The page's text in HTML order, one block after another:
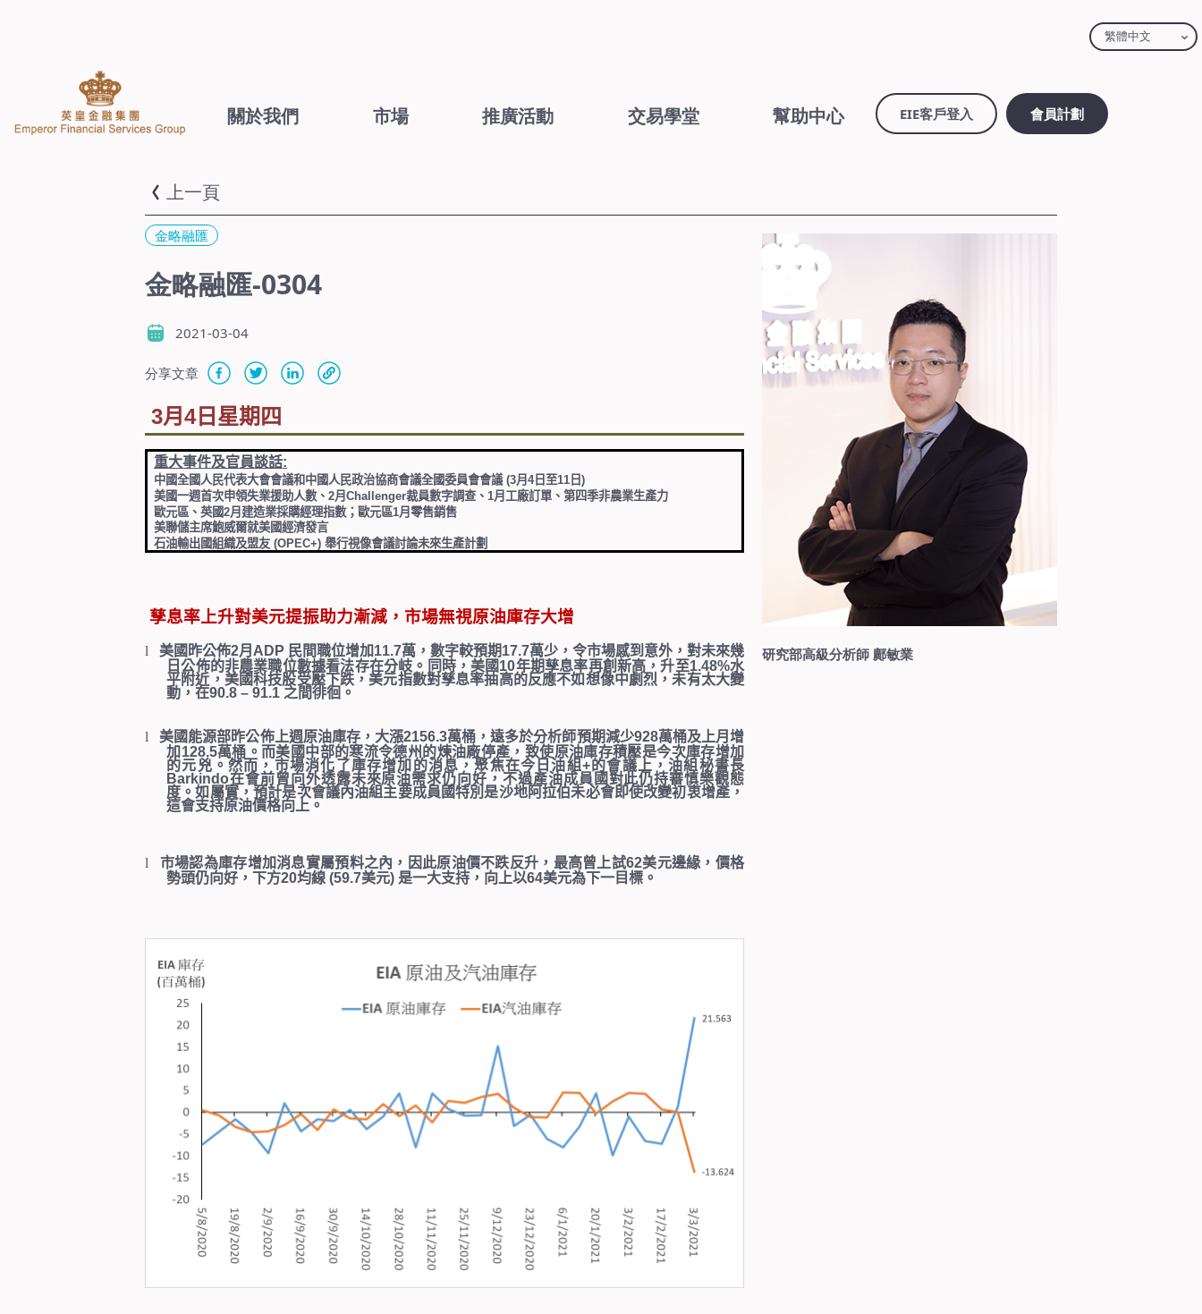
關於我們 市場 推廣活動 交易學堂 幫助中心 EIE客戶登入 會員計劃
繁體中文
上一頁
金略融匯
金略融匯-0304
2021-03-04
分享文章
3月4日星期四
重大事件及官員談話:
中國全國人民代表大會會議和中國人民政治協商會議全國委員會會議(3月4日至11 日)
美國一週首次申領失業援助人數、2月Challenger裁員數字調查 、 1月工廠訂單、第四季非農業生產力
歐元區、英國2月建造業採購經理指數；歐元區1月零售銷售
美聯儲主席鮑威爾就美國經濟發言
石油輸出國組織及盟友 (OPEC+)舉行視像會議討論未來生產計劃
孳息率上升對美元提振助力漸減，市場無視原油庫存大增
l 美國昨公佈2月 ADP 民間職位增加11.7萬，數字較預期17.7萬少，令市場感到意外，對未來幾
日公佈的非農業職位數據看法存在分岐。同時，美國10年期孳息率再創新高，升至1.48%水
平附近，美國科技股受壓下跌，美元指數對孳息率抽高的反應不如想像中劇烈，未有太大變
動，在90.8 – 91.1 之間徘徊。
l 美國能源部昨公佈上週原油庫存，大漲2156.3萬桶，遠多於分析師預期減少928萬桶及上月增
加 128.5萬桶。而美國中部的寒流令德州的煉油廠停產，致使原油庫存積壓是今次庫存增加
的元兇。然而，市場消化了庫存增加的消息，聚焦在今日油組 +的會議上，油組秘書長
Barkindo在會前曾向外透露未來原油需求仍向好，不過產油成員國對此仍持審慎樂觀態
度。如屬實，預計是次會議內油組主要成員國特別是沙地阿拉伯未必會即使改變初衷增產，
這會支持原油價格向上。
l 市場認為庫存增加消息實屬預料之內，因此原油價不跌反升，最高曾上試62美元邊緣，價格
勢頭仍向好，下方20均線 (59.7美元) 是一大支持，向上以64美元為下一目標。
研究部高級分析師 鄺敏業